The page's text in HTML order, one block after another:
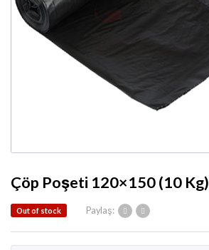
Çöp Poşeti 120×150 (10 Kg)
Paylaş:
Out of stock